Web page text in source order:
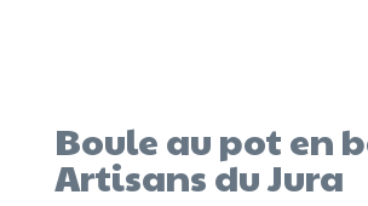
Boule au pot en
Artisans du Jura